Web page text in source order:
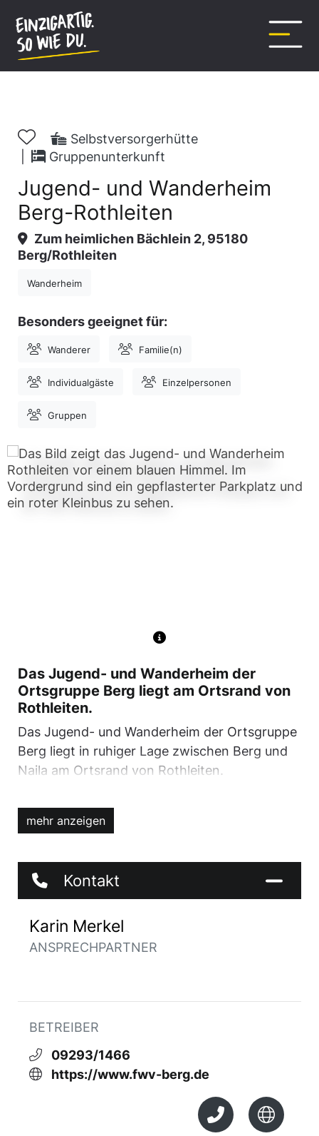
springen
Selbstversorgerhütte
Gruppenunterkunft
Jugend- und Wanderheim
Berg-Rothleiten
Zum heimlichen Bächlein 2, 95180
Berg/Rothleiten
Wanderheim
Besonders geeignet für:
Wanderer Familie(n)
Individualgäste Einzelpersonen
Gruppen
Das Jugend- und Wanderheim der
Ortsgruppe Berg liegt am Ortsrand von
Rothleiten.
Das Jugend- und Wanderheim der Ortsgruppe
Berg liegt in ruhiger Lage zwischen Berg und
Naila am Ortsrand von Rothleiten.
Seminare geeignet. Sie können sich selbst
Ausstattung: 29 Betten in 4 Schlafräumen
(5,6,9,9), Matratzenlager, Aufenthaltsraum mit
Telefon.
Fichtelgebirge und Erzgebirge.
Preise:
Jugendliche ab 7,00 Euro (Selbstverpflegung)
Erwachsene ab 9,00 Euro (Selbstverpflegung)
mehr anzeigen
Kontakt
Karin Merkel
ANSPRECHPARTNER
BETREIBER
09293/1466
https://www.fwv-berg.de